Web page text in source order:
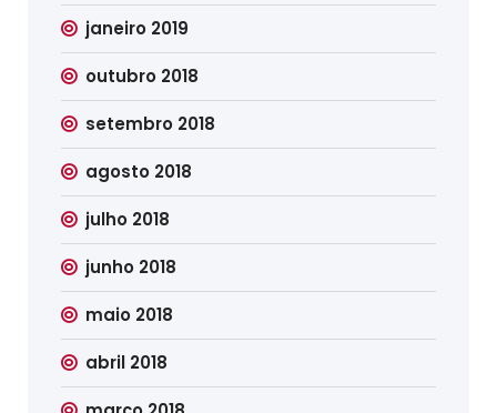
janeiro 2019
outubro 2018
setembro 2018
agosto 2018
julho 2018
junho 2018
maio 2018
abril 2018